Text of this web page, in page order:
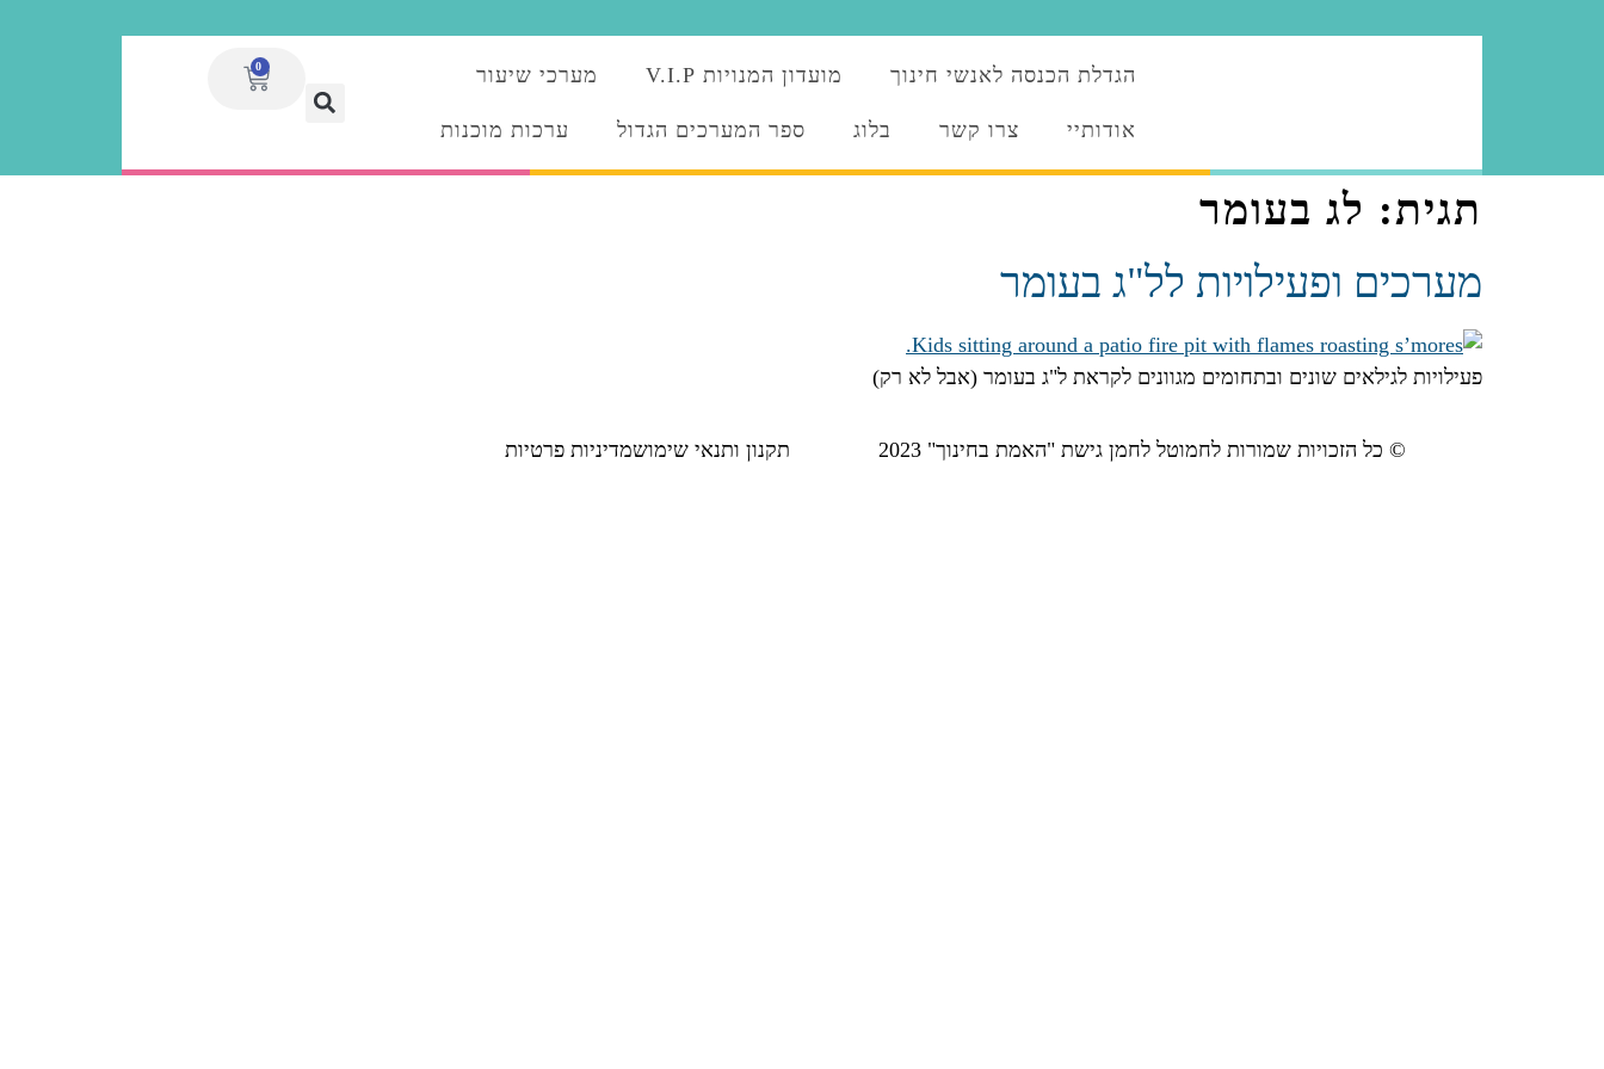
הגדלת הכנסה לאנשי חינוך מועדון המנויות V.I.P מערכי שיעור
אודותיי צרו קשר בלוג ספר המערכים הגדול ערכות מוכנות
0
תגית: לג בעומר
מערכים ופעילויות לל"ג בעומר
פעילויות לגילאים שונים ובתחומים מגוונים לקראת ל"ג בעומר (אבל לא רק)
© כל הזכויות שמורות לחמוטל לחמן גישת "האמת בחינוך" 2023 תקנון ותנאי שימושמדיניות פרטיות